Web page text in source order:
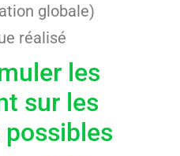
globale)
réalisé
les
sur les